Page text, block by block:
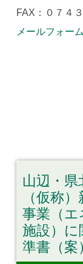
FAX：０７４
メールフォー
山辺・
（仮称
事業（エ
施設）に
準書（案